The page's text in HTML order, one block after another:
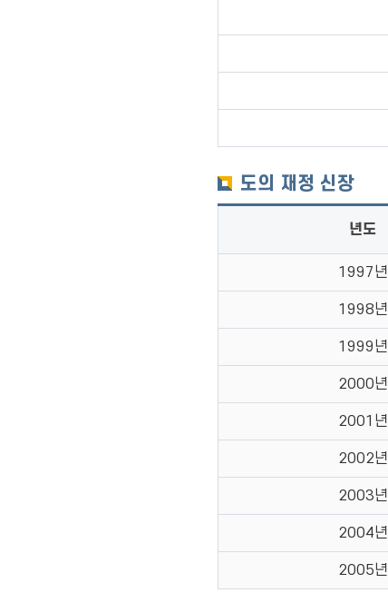
도의 재정 신장
년도
1997년
1998년
1999년
2000년
2001년
2002년
2003년
2004년
2005년